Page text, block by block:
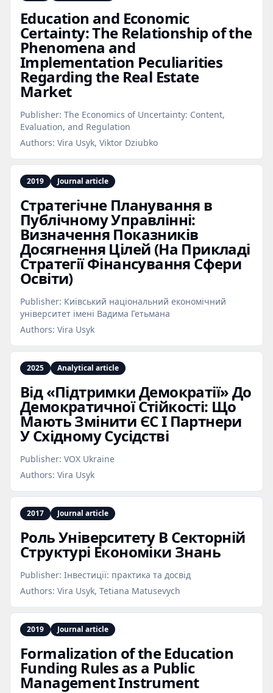
Education and Economic
Certainty: The Relationship of the
Phenomena and
Implementation Peculiarities
Regarding the Real Estate
Market
Publisher: The Economics of Uncertainty: Content,
Evaluation, and Regulation
Authors: Vira Usyk, Viktor Dziubko
2019 Journal article
Стратегічне Планування в
Публічному Управлінні:
Визначення Показників
Досягнення Цілей (На Прикладі
Стратегії Фінансування Сфери
Освіти)
Publisher: Київський національний економічний
університет імені Вадима Гетьмана
Authors: Vira Usyk
2025 Analytical article
Від «Підтримки Демократії» До
Демократичної Стійкості: Що
Мають Змінити ЄС І Партнери
У Східному Сусідстві
Publisher: VOX Ukraine
Authors: Vira Usyk
2017 Journal article
Роль Університету В Секторній
Структурі Економіки Знань
Publisher: Інвестиції: практика та досвід
Authors: Vira Usyk, Tetiana Matusevych
2019 Journal article
Formalization of the Education
Funding Rules as a Public
Management Instrument